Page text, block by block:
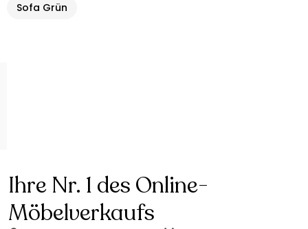
Sofa Grün
Ihre Nr. 1 des Online-
Möbelverkaufs